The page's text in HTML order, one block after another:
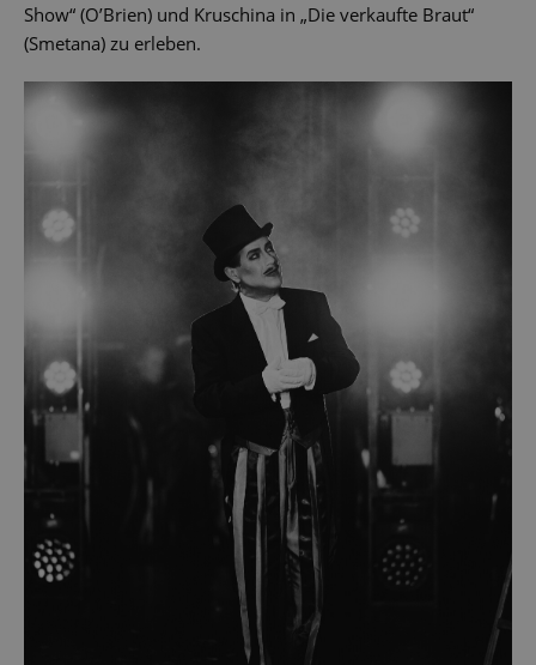
Show“ (O’Brien) und Kruschina in „Die verkaufte Braut“
(Smetana) zu erleben.